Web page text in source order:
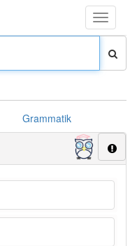
Toggle
Grammatik